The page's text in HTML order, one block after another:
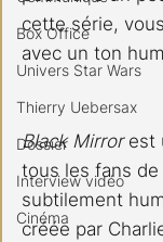
Box Office
Univers Star Wars
Thierry Uebersax
Dossier
Interview vidéo
Cinéma
cette série,
avec un ton
Black Mirror est
tous les fans
subtilement
créée par